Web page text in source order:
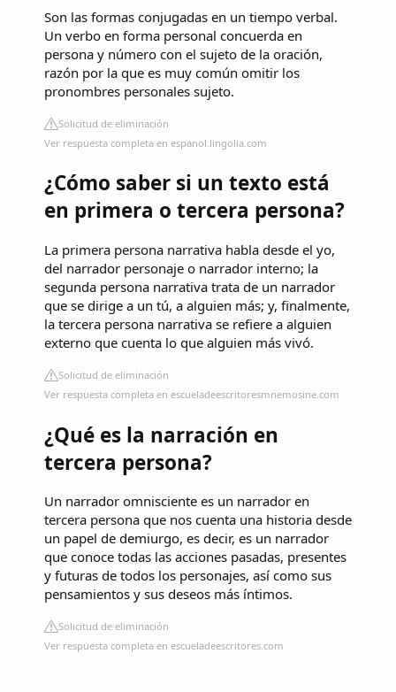
Son las formas conjugadas en un tiempo verbal.
Un verbo en forma personal concuerda en
persona y número con el sujeto de la oración,
razón por la que es muy común omitir los
pronombres personales sujeto.
Solicitud de eliminación
Ver respuesta completa en espanol.lingolia.com
¿Cómo saber si un texto está
en primera o tercera persona?
La primera persona narrativa habla desde el yo,
del narrador personaje o narrador interno; la
segunda persona narrativa trata de un narrador
que se dirige a un tú, a alguien más; y, finalmente,
la tercera persona narrativa se refiere a alguien
externo que cuenta lo que alguien más vivó.
Solicitud de eliminación
Ver respuesta completa en escueladeescritoresmnemosine.com
¿Qué es la narración en
tercera persona?
Un narrador omnisciente es un narrador en
tercera persona que nos cuenta una historia desde
un papel de demiurgo, es decir, es un narrador
que conoce todas las acciones pasadas, presentes
y futuras de todos los personajes, así como sus
pensamientos y sus deseos más íntimos.
Solicitud de eliminación
Ver respuesta completa en escueladeescritores.com